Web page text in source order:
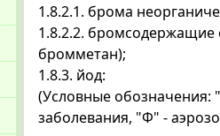
1.8.2.1. брома
1.8.2.2. бромсодержащие
бромметан);
1.8.3. йод:
(Условные обозначения:
заболевания, "Ф" -